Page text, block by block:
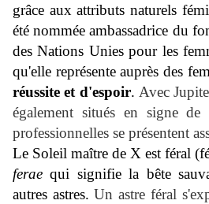
grâce aux attributs naturels
été nommée ambassadrice du
des Nations Unies pour les
qu'elle représente auprès des
réussite et d'espoir. Avec
également situés en signe
professionnelles se présentent
Le Soleil maître de X est féral
ferae qui signifie la bête
autres astres.Un astre féral